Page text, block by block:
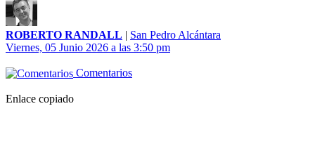
ROBERTO RANDALL | San Pedro Alcántara
Viernes, 05 Junio 2026 a las 3:50 pm
Comentarios
Enlace copiado